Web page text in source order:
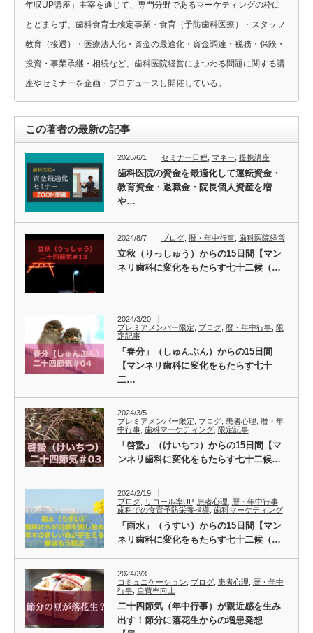
年収UP講座」主宰を通じて、専門分野であるマーケティングの枠に
とどまらず、歯科食育士検定事業・食育（予防歯科医療）・スタッフ
教育（接遇）・医療法人化・資金の最適化・資金調達・税務・保険・
投資・事業承継・相続など、歯科医院経営にまつわる問題に関する講
座やセミナーを企画・プロデュースし開催している。
この著者の最新の記事
2025/6/1 セミナー日程 マネー 提携講座
歯科医院の資金を最適化して運転資金・
教育資金・退職金・院長個人資産を増
や…
2024/8/7 ブログ, 暦・年中行事, 歯科医院経営
立秋（りっしゅう）からの15日間【マン
ネリ歯科に変化をもたらす七十二候（…
2024/3/20
プレミアメンバー限定
ブログ, 暦・年中行事, 限
定記事
「春分」（しゅんぶん）からの15日間
【マンネリ歯科に変化をもたらす七十
二…
2024/3/5
プレミアメンバー限定
ブログ, 患者心理
暦・年
中行事, 歯科マーケティング, 限定記事
「啓蟄」（けいちつ）からの15日間【マ
ンネリ歯科に変化をもたらす七十二候…
2024/2/19
ブログ, リコール率UP, 患者心理 暦・年中行事,
歯科での食育予防栄養指導, 歯科マーケティング
「雨水」（うすい）からの15日間【マン
ネリ歯科に変化をもたらす七十二候（…
2024/2/3
コミュニケーション
ブログ, 患者心理
暦・年中
行事, 自費率向上
二十四節気（年中行事）が親近感を生み
出す！節分に落花生からの増患発想